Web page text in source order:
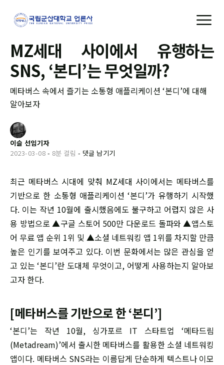
MZ세대 사이에서 유행하는
SNS, ‘본디’는 무엇일까?
메타버스 속에서 즐기는 소통형 애플리케이션 ‘본디’에 대해
알아보자
이슬 선임기자
2023-03-08 - 8분 걸림 - 댓글 남기기
최근 메타버스 시대에 맞춰 MZ세대 사이에서는 메타버스를
기반으로 한 소통형 애플리케이션 ‘본디’가 유행하기 시작했
다. 이는 작년 10월에 출시했음에도 불구하고 어렵지 않은 사
용 방법으로 ▲구글 스토어 500만 다운로드 돌파와 ▲앱스토
어 무료 앱 순위 1위 및 ▲소셜 네트워킹 앱 1위를 차지할 만큼
높은 인기를 보여주고 있다. 이번 문화에서는 많은 관심을 얻
고 있는 ‘본디’란 도대체 무엇이고, 어떻게 사용하는지 알아보
고자 한다.
[메타버스를 기반으로 한 ‘본디’]
‘본디’는 작년 10월, 싱가포르 IT 스타트업 ‘메타드림
(Metadream)’에서 출시한 메타버스를 활용한 소셜 네트워킹
앱이다. 메타버스 SNS라는 이름답게 단순하게 텍스트나 이모